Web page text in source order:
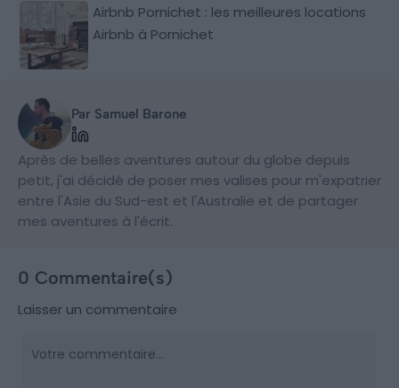
Airbnb Pornichet : les meilleures locations
Airbnb à Pornichet
Par Samuel Barone
Après de belles aventures autour du globe depuis
petit, j'ai décidé de poser mes valises pour m'expatrier
entre l'Asie du Sud-est et l'Australie et de partager
mes aventures à l'écrit.
0 Commentaire(s)
Laisser un commentaire